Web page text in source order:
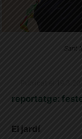
Sant
reportatge:
El jardí